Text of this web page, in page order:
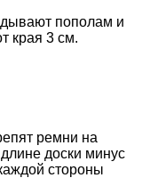
пополам и
края 3 см.
ремни на
доски минус
стороны